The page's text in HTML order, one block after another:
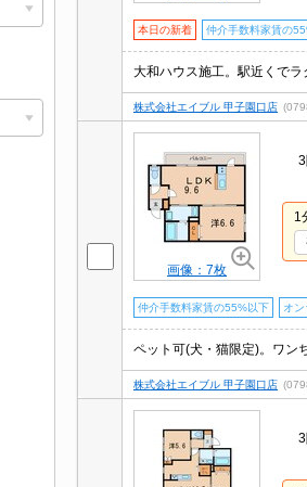
本日の新着 仲介手数料家賃の
株式会社エイブル 甲子園口店
画像：7枚
1
仲介手数料家賃の55%以下 オ
ペット可(犬・猫限定)。ワン
株式会社エイブル 甲子園口店